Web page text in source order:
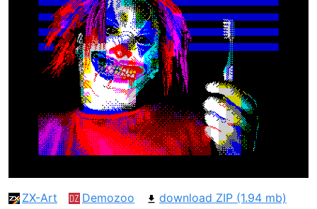
ZX-Art Demozoo
download ZIP (1.94 mb)